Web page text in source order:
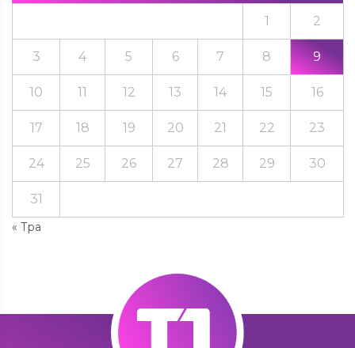
« Тра
1 2
3 4 5 6 7 8 9
10 11 12 13 14 15 16
17 18 19 20 21 22 23
24 25 26 27 28 29 30
31